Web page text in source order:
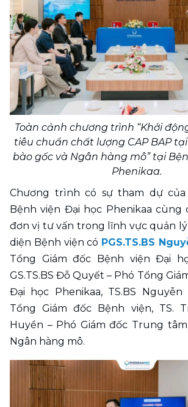
Toàn cảnh chương trình “Khởi
tiêu chuẩn chất lượng CAP BAP
bào gốc và Ngân hàng mô” tại
Phenikaa.
Chương trình có sự tham dự của
Bệnh viện Đại học Phenikaa cùng
đơn vị tư vấn trong lĩnh vực quản
diện Bệnh viện có PGS.TS.BS
Tổng Giám đốc Bệnh viện Đại
GS.TS.BS Đỗ Quyết – Phó Tổng
Đại học Phenikaa, TS.BS
Tổng Giám đốc Bệnh viện, TS.
Huyền – Phó Giám đốc Trung
Ngân hàng mô.